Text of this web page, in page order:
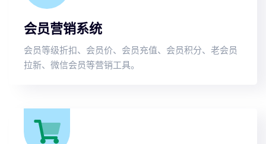
会员营销系统
会员等级折扣、会员价、会员充值、会员积分、老会员
拉新、微信会员等营销工具。